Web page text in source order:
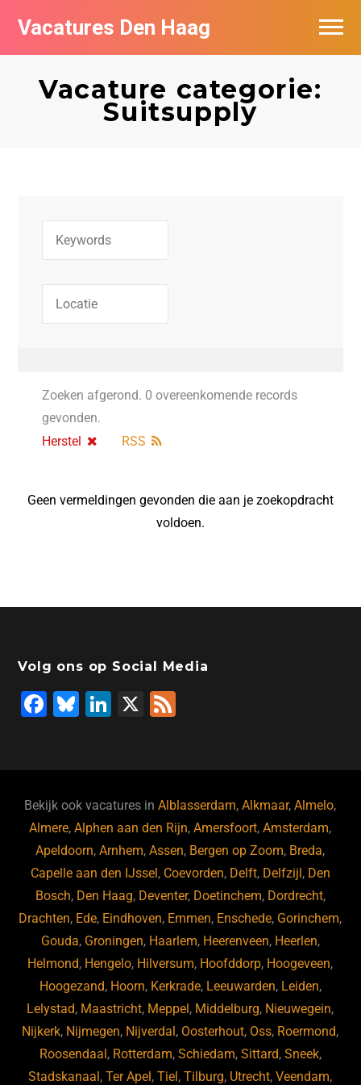
Vacatures Den Haag
Vacature categorie:
Suitsupply
Zoeken afgerond. 0 overeenkomende records
gevonden.
Herstel
RSS
Geen vermeldingen gevonden die aan je zoekopdracht
voldoen.
Volg ons op Social Media
F
b
o
o
k
Bl
ky
Li
dI
n
X
Bekijk ook vacatures inAlblasserdam,Alkmaar,Almelo,
Almere,Alphen aan den Rijn,Amersfoort,Amsterdam,
Apeldoorn,Arnhem,Assen, Bergen op Zoom, Breda,
Capelle aan den IJssel , Coevorden, Delft, Delfzijl , Den
Bosch, Den Haag, Deventer, Doetinchem, Dordrecht,
Drachten, Ede, Eindhoven, Emmen, Enschede, Gorinchem,
Gouda, Groningen, Haarlem, Heerenveen, Heerlen,
Helmond, Hengelo, Hilversum, Hoofddorp, Hoogeveen,
Hoogezand, Hoorn, Kerkrade, Leeuwarden, Leiden,
Lelystad, Maastricht, Meppel , Middelburg, Nieuwegein,
Nijkerk, Nijmegen, Nijverdal , Oosterhout, Oss, Roermond,
Roosendaal , Rotterdam, Schiedam, Sittard, Sneek,
Stadskanaal ,Ter Apel ,Tiel ,Tilburg, Utrecht,Veendam,
Vacatures per bedrijf in Den Haag
Populair